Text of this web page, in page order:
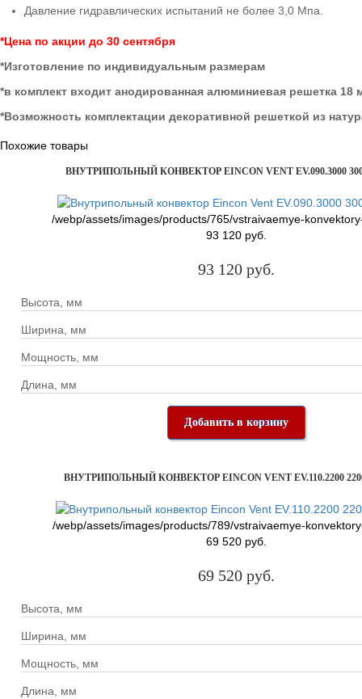
Давление гидравлических испытаний не более 3,0 Мпа.
*Цена по акции до 30 сентября
*Изготовление по индивидуальным размерам
*в комплект входит анодированная алюминиевая решетка 18
*Возможность комплектации декоративной решеткой из
Похожие товары
ВНУТРИПОЛЬНЫЙ КОНВЕКТОР EINCON VENT EV.090.3000
/webp/assets/images/products/765/vstraivaemye-
93 120 руб.
93 120 руб.
Высота, мм
Ширина, мм
Мощность, мм
Длина, мм
Добавить в корзину
ВНУТРИПОЛЬНЫЙ КОНВЕКТОР EINCON VENT EV.110.2200
/webp/assets/images/products/789/vstraivaemye-
69 520 руб.
69 520 руб.
Высота, мм
Ширина, мм
Мощность, мм
Длина, мм